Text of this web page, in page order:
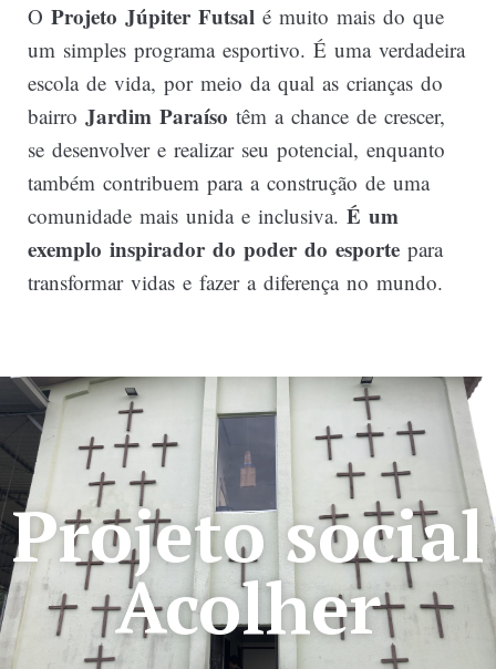
O Projeto Júpiter Futsal é muito mais do que
um simples programa esportivo. É uma verdadeira
escola de vida, por meio da qual as crianças do
bairro Jardim Paraíso têm a chance de crescer,
se desenvolver e realizar seu potencial, enquanto
também contribuem para a construção de uma
comunidade mais unida e inclusiva. É um
exemplo inspirador do poder do esporte para
transformar vidas e fazer a diferença no mundo.
Projeto social
Acolher